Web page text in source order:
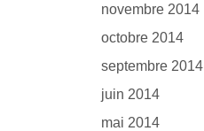
novembre 2014
octobre 2014
septembre 2014
juin 2014
mai 2014